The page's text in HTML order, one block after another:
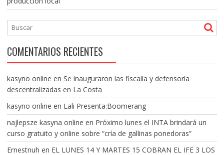
COMENTARIOS RECIENTES
kasyno online en Se inauguraron las fiscalía y defensoría
descentralizadas en La Costa
kasyno online en Lali Presenta:Boomerang
najlepsze kasyna online en Próximo lunes el INTA brindará un
curso gratuito y online sobre “cría de gallinas ponedoras”
Ernestnuh en EL LUNES 14 Y MARTES 15 COBRAN EL IFE 3 LOS